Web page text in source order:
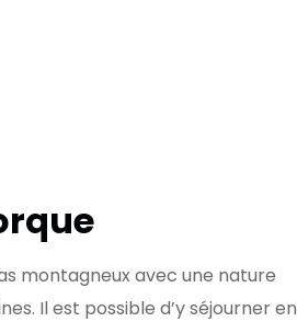
montagneux avec une nature
Il est possible d’y séjourner en